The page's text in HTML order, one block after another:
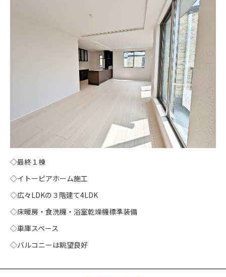
◇最終１棟
◇イトーピアホーム施工
◇広々LDKの３階建て4LDK
◇床暖房・食洗機・浴室乾燥機標準装備
◇車庫スペース
◇バルコニーは眺望良好